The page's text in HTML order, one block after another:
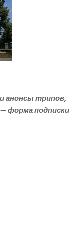
анонсы трипов,
форма подписки